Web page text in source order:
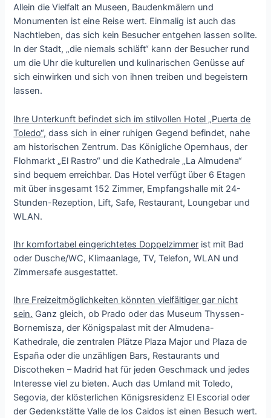
Allein die Vielfalt an Museen, Baudenkmälern und
Monumenten ist eine Reise wert. Einmalig ist auch das
Nachtleben, das sich kein Besucher entgehen lassen sollte.
In der Stadt, „die niemals schläft“ kann der Besucher rund
um die Uhr die kulturellen und kulinarischen Genüsse auf
sich einwirken und sich von ihnen treiben und begeistern
lassen.
Ihre Unterkunft befindet sich im stilvollen Hotel „Puerta de
Toledo“, dass sich in einer ruhigen Gegend befindet, nahe
am historischen Zentrum. Das Königliche Opernhaus, der
Flohmarkt „El Rastro“ und die Kathedrale „La Almudena“
sind bequem erreichbar. Das Hotel verfügt über 6 Etagen
mit über insgesamt 152 Zimmer, Empfangshalle mit 24-
Stunden-Rezeption, Lift, Safe, Restaurant, Loungebar und
WLAN.
Ihr komfortabel eingerichtetes Doppelzimmer ist mit Bad
oder Dusche/WC, Klimaanlage, TV, Telefon, WLAN und
Zimmersafe ausgestattet.
Ihre Freizeitmöglichkeiten könnten vielfältiger gar nicht
sein. Ganz gleich, ob Prado oder das Museum Thyssen-
Bornemisza, der Königspalast mit der Almudena-
Kathedrale, die zentralen Plätze Plaza Major und Plaza de
España oder die unzähligen Bars, Restaurants und
Discotheken – Madrid hat für jeden Geschmack und jedes
Interesse viel zu bieten. Auch das Umland mit Toledo,
Segovia, der klösterlichen Königsresidenz El Escorial oder
der Gedenkstätte Valle de los Caidos ist einen Besuch wert.